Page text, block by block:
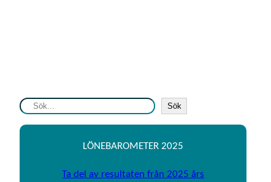
S
k
Sök
LÖNEBAROMETER 2025
Ta del av resultaten från 2025 års